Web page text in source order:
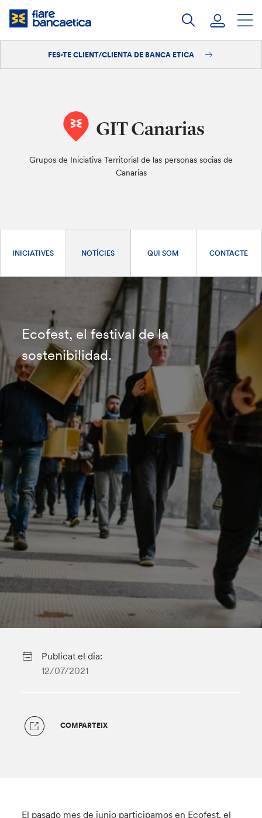
Salta
Iniciar sessióFES-TE CLIENT/CLIENTA DE BANCA ETICA
GIT Canarias
Grupos de Iniciativa Territorial de las personas socias de
Canarias
INICIATIVES NOTÍCIES QUI SOM CONTACTE
Ecofest, el festival de la
sostenibilidad.
Publicat el dia:
12/07/2021
COMPARTEIX
El pasado mes de junio participamos en Ecofest, el